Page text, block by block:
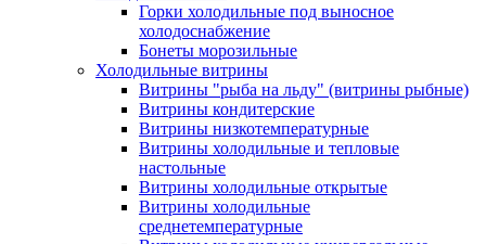
Горки холодильные под выносное
холодоснабжение
Бонеты морозильные
Холодильные витрины
Витрины "рыба на льду" (витрины рыбные)
Витрины кондитерские
Витрины низкотемпературные
Витрины холодильные и тепловые
настольные
Витрины холодильные открытые
Витрины холодильные
среднетемпературные